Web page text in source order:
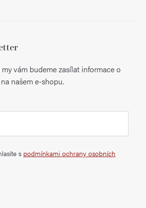
vám budeme zasílat informace o
našem e-shopu.
s podmínkami ochrany osobních